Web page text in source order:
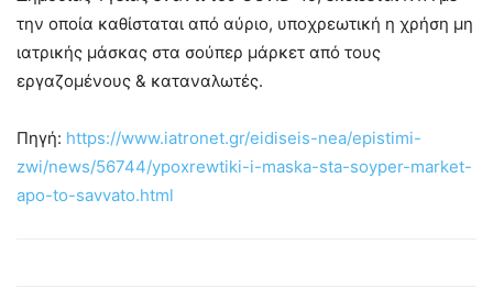
την οποία καθίσταται από αύριο, υποχρεωτική η χρήση μη
ιατρικής μάσκας στα σούπερ μάρκετ από τους
εργαζομένους & καταναλωτές.
Πηγή: https://www.iatronet.gr/eidiseis-nea/epistimi-
zwi/news/56744/ypoxrewtiki-i-maska-sta-soyper-market-
apo-to-savvato.html